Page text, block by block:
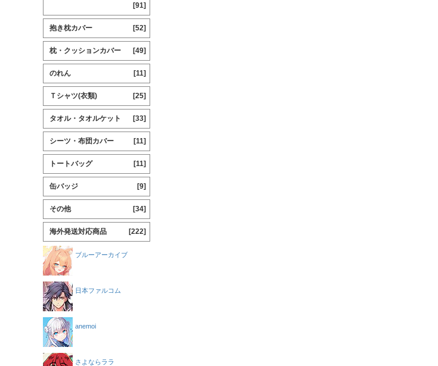
[91]
抱き枕カバー [52]
枕・クッションカバー [49]
のれん [11]
Ｔシャツ(衣類) [25]
タオル・タオルケット [33]
シーツ・布団カバー [11]
トートバッグ [11]
缶バッジ [9]
その他 [34]
海外発送対応商品 [222]
ブルーアーカイブ
日本ファルコム
anemoi
さよならララ